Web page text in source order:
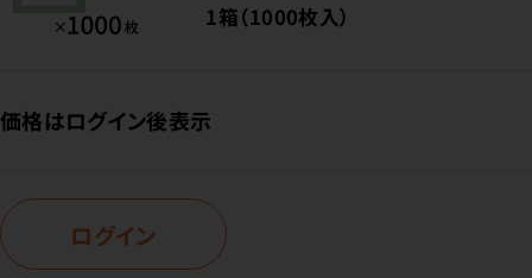
1箱（1000枚入）
価格はログイン後表示
ログイン